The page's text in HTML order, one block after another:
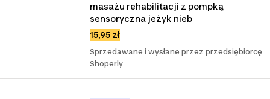
masażu rehabilitacji z pompką
sensoryczna jeżyk nieb
15,95 zł
Sprzedawane i wysłane przez przedsiębiorcę
Shoperly